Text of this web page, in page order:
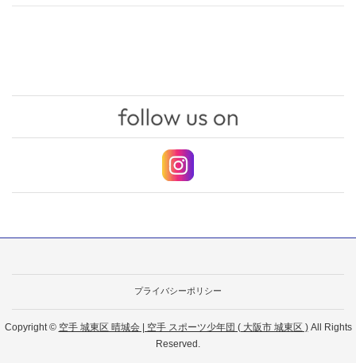
プライバシーポリシー
Copyright © 空手 城東区 晴城会 | 空手 スポーツ少年団 ( 大阪市 城東区 )All Rights
Reserved.